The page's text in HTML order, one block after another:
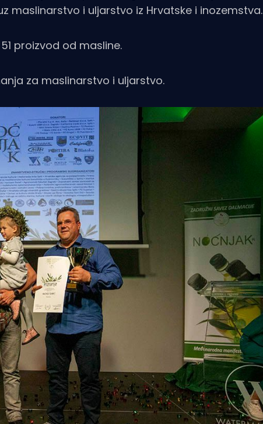
maslinarstvo i uljarstvo iz Hrvatske i inozemstva.
proizvod od masline.
za maslinarstvo i uljarstvo.